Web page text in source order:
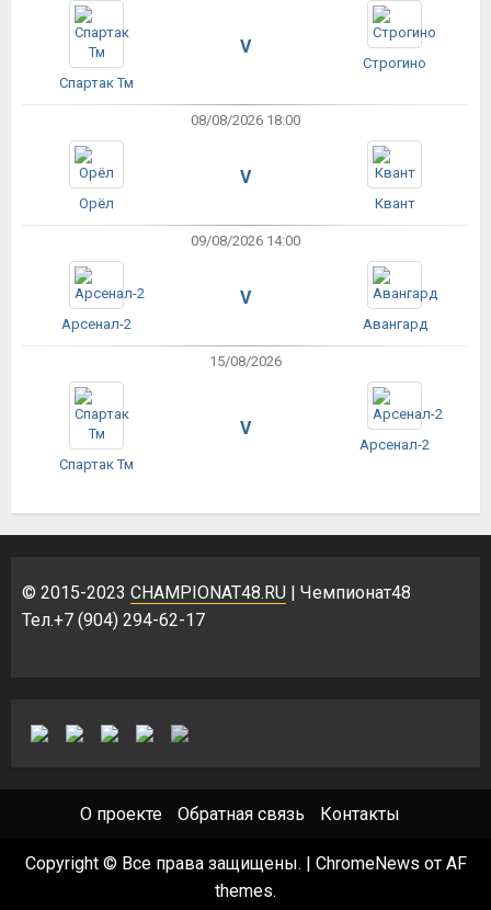
Спартак Тм
V
Строгино
08/08/2026 18:00
Орёл
V
Квант
09/08/2026 14:00
Арсенал-2
V
Авангард
15/08/2026
Спартак Тм
V
Арсенал-2
© 2015-2023 CHAMPIONAT48.RU | Чемпионат48
Тел.+7 (904) 294-62-17
О проекте Обратная связь Контакты
Copyright © Все права защищены. ChromeNews от AF
themes.